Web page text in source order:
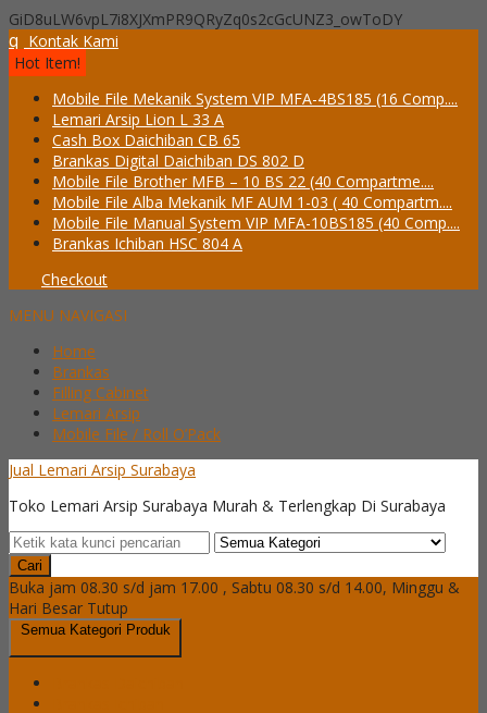
GiD8uLW6vpL7i8XJXmPR9QRyZq0s2cGcUNZ3_owToDY
q Kontak Kami
Hot Item!
Mobile File Mekanik System VIP MFA-4BS185 (16 Comp....
Lemari Arsip Lion L 33 A
Cash Box Daichiban CB 65
Brankas Digital Daichiban DS 802 D
Mobile File Brother MFB – 10 BS 22 (40 Compartme....
Mobile File Alba Mekanik MF AUM 1-03 ( 40 Compartm....
Mobile File Manual System VIP MFA-10BS185 (40 Comp....
Brankas Ichiban HSC 804 A
Checkout
MENU NAVIGASI
Home
Brankas
Filling Cabinet
Lemari Arsip
Mobile File / Roll O’Pack
Jual Lemari Arsip Surabaya
Toko Lemari Arsip Surabaya Murah & Terlengkap Di Surabaya
Cari
Buka jam 08.30 s/d jam 17.00 , Sabtu 08.30 s/d 14.00, Minggu &
Hari Besar Tutup
Semua Kategori Produk